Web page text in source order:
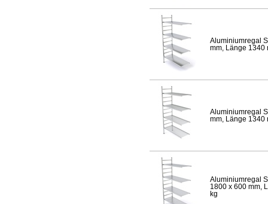
Aluminiumregal
mm, Länge 1340
Aluminiumregal
mm, Länge 1340
Aluminiumregal
1800 x 600 mm,
kg